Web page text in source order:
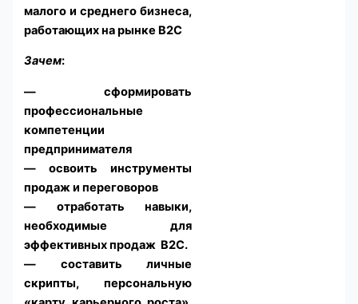
малого и среднего бизнеса,
работающих на рынке B2C
Зачем:
— сформировать
профессиональные
компетенции
предпринимателя
— освоить инструменты
продаж и переговоров
— отработать навыки,
необходимые для
эффективных продаж В2С.
— составить личные
скрипты, персональную